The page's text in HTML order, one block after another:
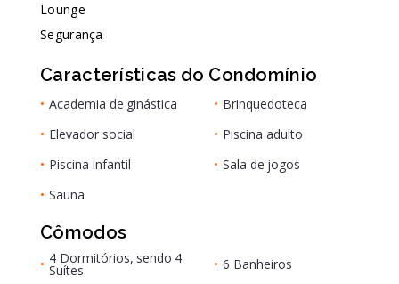
Lounge
Segurança
Características do Condomínio
• Academia de ginástica • Brinquedoteca
• Elevador social • Piscina adulto
• Piscina infantil • Sala de jogos
• Sauna
Cômodos
• 4 Dormitórios, sendo 4
Suítes • 6 Banheiros